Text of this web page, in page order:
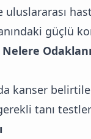
güçlü
kanser
tanı